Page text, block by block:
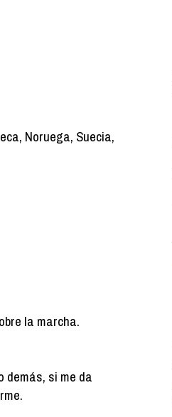
Noruega, Suecia,
la marcha.
demás, si me da